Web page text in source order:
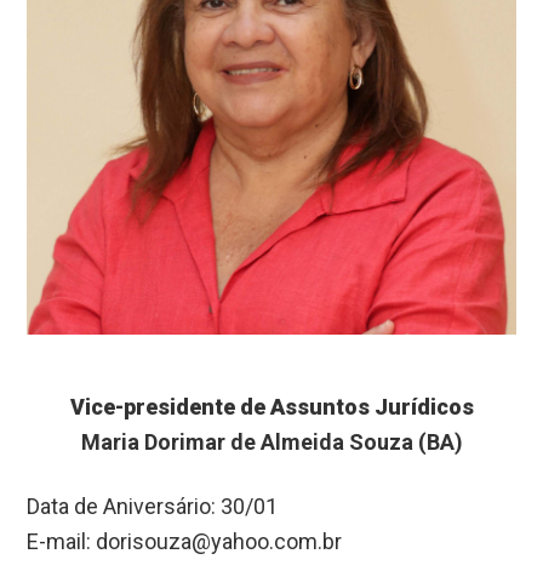
Vice-presidente de Assuntos Jurídicos
Maria Dorimar de Almeida Souza (BA)
Data de Aniversário: 30/01
E-mail: dorisouza@yahoo.com.br